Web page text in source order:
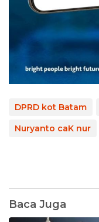
DPRD kot Batam
Nuryanto caK nur
Baca Juga